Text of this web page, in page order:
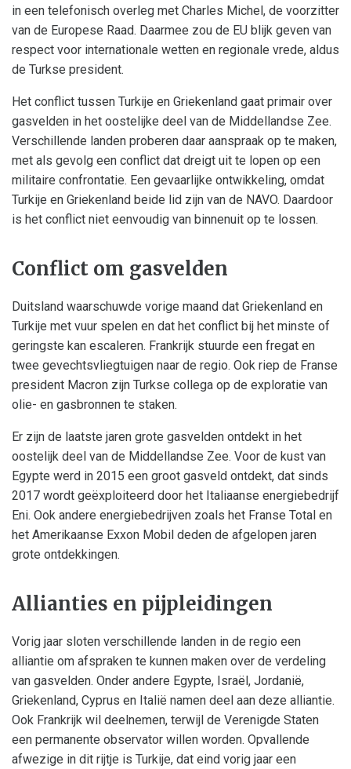
in een telefonisch overleg met Charles Michel, de voorzitter
van de Europese Raad. Daarmee zou de EU blijk geven van
respect voor internationale wetten en regionale vrede, aldus
de Turkse president.
Het conflict tussen Turkije en Griekenland gaat primair over
gasvelden in het oostelijke deel van de Middellandse Zee.
Verschillende landen proberen daar aanspraak op te maken,
met als gevolg een conflict dat dreigt uit te lopen op een
militaire confrontatie. Een gevaarlijke ontwikkeling, omdat
Turkije en Griekenland beide lid zijn van de NAVO. Daardoor
is het conflict niet eenvoudig van binnenuit op te lossen.
Conflict om gasvelden
Duitsland waarschuwde vorige maand dat Griekenland en
Turkije met vuur spelen en dat het conflict bij het minste of
geringste kan escaleren. Frankrijk stuurde een fregat en
twee gevechtsvliegtuigen naar de regio. Ook riep de Franse
president Macron zijn Turkse collega op de exploratie van
olie- en gasbronnen te staken.
Er zijn de laatste jaren grote gasvelden ontdekt in het
oostelijk deel van de Middellandse Zee. Voor de kust van
Egypte werd in 2015 een groot gasveld ontdekt, dat sinds
2017 wordt geëxploiteerd door het Italiaanse energiebedrijf
Eni. Ook andere energiebedrijven zoals het Franse Total en
het Amerikaanse Exxon Mobil deden de afgelopen jaren
grote ontdekkingen.
Allianties en pijpleidingen
Vorig jaar sloten verschillende landen in de regio een
alliantie om afspraken te kunnen maken over de verdeling
van gasvelden. Onder andere Egypte, Israël, Jordanië,
Griekenland, Cyprus en Italië namen deel aan deze alliantie.
Ook Frankrijk wil deelnemen, terwijl de Verenigde Staten
een permanente observator willen worden. Opvallende
afwezige in dit rijtje is Turkije, dat eind vorig jaar een